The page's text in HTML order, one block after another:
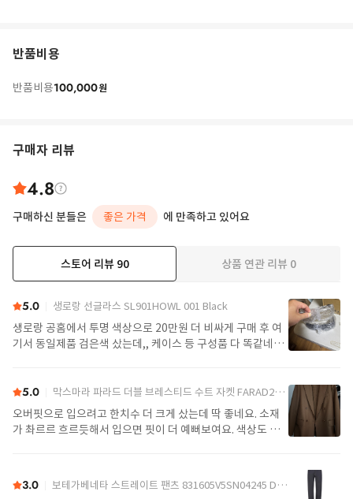
반품비용
반품비용100,000원
구매자 리뷰
4.8
구매하신 분들은 좋은 가격 에 만족하고 있어요
스토어 리뷰 90 상품 연관 리뷰 0
5.0 생로랑 선글라스 SL901HOWL 001 Black
생로랑 공홈에서 투명 색상으로 20만원 더 비싸게 구매 후 여
기서 동일제품 검은색 샀는데,, 케이스 등 구성품 다 똑같네요
5.0 막스마라 파라드 더블 브레스티드 수트 자켓 FARAD2521046122600004 Camel
오버핏으로 입으려고 한치수 더 크게 샀는데 딱 좋네요. 소재
가 촤르르 흐르듯해서 입으면 핏이 더 예뻐보여요. 색상도 제
3.0 보테가베네타 스트레이트 팬츠 831605V5SN04245 Denim